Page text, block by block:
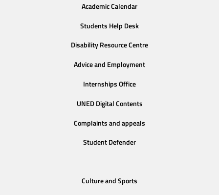
Academic Calendar
Students Help Desk
Disability Resource Centre
Advice and Employment
Internships Office
UNED Digital Contents
Complaints and appeals
Student Defender
Culture and Sports